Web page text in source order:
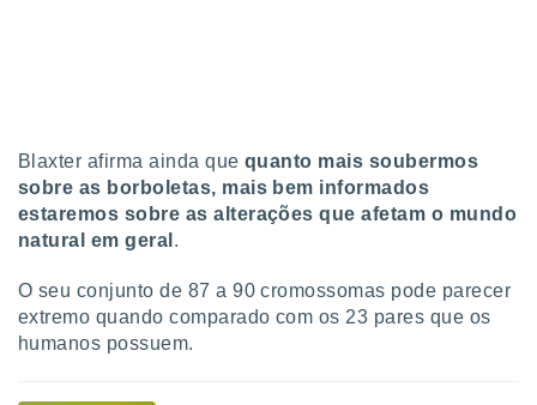
Blaxter afirma ainda que quanto mais soubermos
sobre as borboletas, mais bem informados
estaremos sobre as alterações que afetam o mundo
natural em geral .
O seu conjunto de 87 a 90 cromossomas pode parecer
extremo quando comparado com os 23 pares que os
humanos possuem.